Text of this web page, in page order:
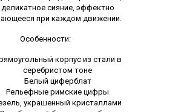
сияние, эффектно
при каждом движении.
Особенности:
корпус из стали в
серебристом тоне
Белый циферблат
Рельефные римские цифры
украшенный кристаллами